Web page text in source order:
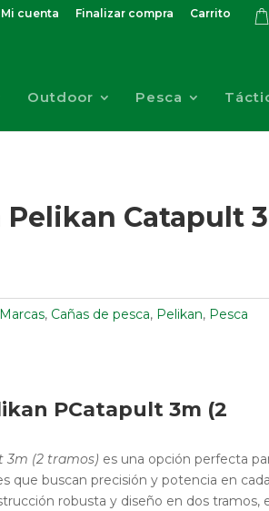
Mi cuenta Finalizar compra Carrito
Outdoor Pesca
Pelikan Catapult
Marcas, Cañas de pesca, Pelikan, Pesca
PCatapult 3m (2
3m (2 tramos) es una opción perfecta
que buscan precisión y potencia en cada
robusta y diseño en dos tramos,